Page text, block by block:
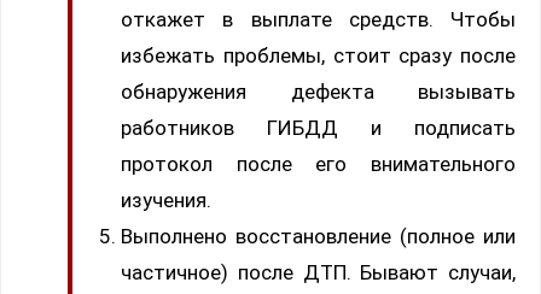
откажет в выплате средств. Чтобы
избежать проблемы, стоит сразу после
обнаружения дефекта вызывать
работников ГИБДД и подписать
протокол после его внимательного
изучения.
Выполнено восстановление (полное или
частичное) после ДТП. Бывают случаи,